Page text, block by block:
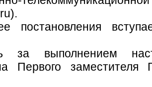
постановления
за выполнением
Первого заместителя